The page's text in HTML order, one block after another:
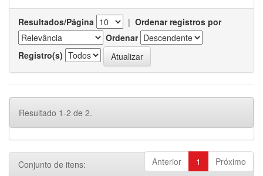
Resultados/Página | Ordenar registros por
Ordenar
Registro(s)
Resultado 1-2 de 2.
Anterior 1 Próximo
Conjunto de itens: